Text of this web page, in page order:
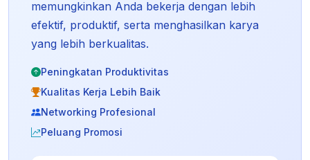
memungkinkan Anda bekerja dengan lebih
efektif, produktif, serta menghasilkan karya
yang lebih berkualitas.
Peningkatan Produktivitas
Kualitas Kerja Lebih Baik
Networking Profesional
Peluang Promosi